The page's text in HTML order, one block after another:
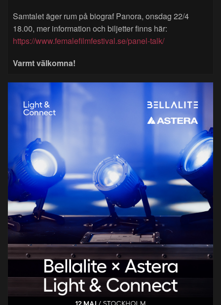
Samtalet äger rum på biograf Panora, onsdag 22/4
18.00, mer information och biljetter finns här:
https://www.femalefilmfestival.se/panel-talk/
Varmt välkomna!